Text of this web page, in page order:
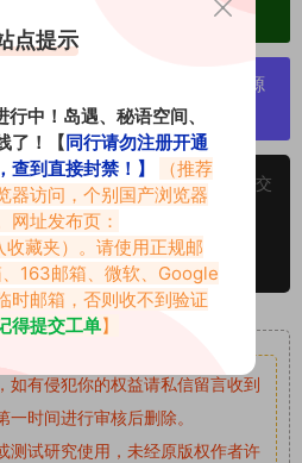
，一经发现封号处理，素材资源
本站网页！
友分享，若侵犯了您的权限可以提交
转载请注明出处！原文链接：
重要声明
如有侵犯你的权益请私信留言收到
一时间进行审核后删除。
测试研究使用，未经原版权作者许
点提示
中！岛遇、秘语空间、
了！【同行请勿注册开通
到直接封禁！】
（推荐
器访问，个别国产浏览器
网址发布页：
收藏夹）。请使用正规邮
163邮箱、微软、Google
时邮箱，否则收不到验证
得提交工单】